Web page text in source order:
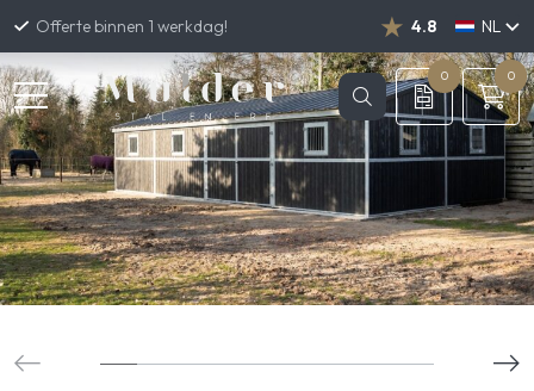
Offerte binnen 1 werkdag! 4.8
NL
DE
EN
0 0